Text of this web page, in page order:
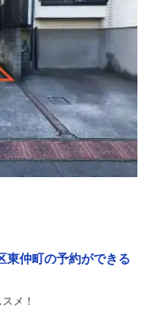
東仲町の予約ができる
メ！